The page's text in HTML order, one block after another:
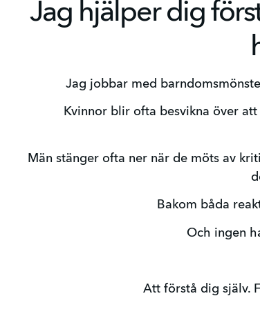
Jag hjälper dig
Jag jobbar med
Kvinnor blir ofta besvikna över
Män stänger ofta ner när de möts av
Bakom båda
Och ingen
Att förstå dig själv.